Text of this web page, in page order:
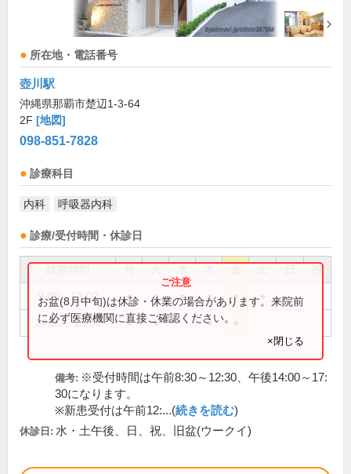
所在地・電話番号
壺川駅
沖縄県那覇市楚辺1-3-64
2F [地図]
098-851-7828
診療科目
内科 呼吸器内科
診療/受付時間・休診日
祝
9:00～13:00 ● ● ● ● ●
14:00～18:00 ● ● ●
お盆(8月中旬)は休診・休業の場合があります。来院前
に必ず医療機関に直接ご確認ください。
×閉じる
備考: ※受付時間は午前8:30～12:30、午後14:00～17:
30になります。
※新患受付は午前12:...(続きを読む)
休診日: 水・土午後、日、祝、旧盆(ウークイ)